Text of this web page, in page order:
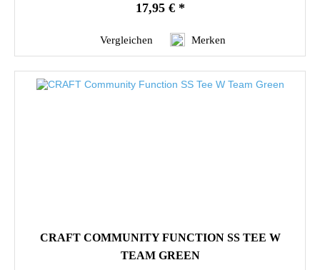
17,95 € *
Vergleichen Merken
CRAFT COMMUNITY FUNCTION SS TEE W
TEAM GREEN